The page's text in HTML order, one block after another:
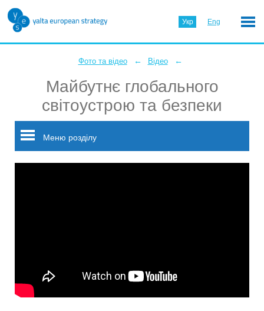
Укр Eng
Фото та відео ← Відео ←
Майбутнє глобального
світоустрою та безпеки
Меню розділу